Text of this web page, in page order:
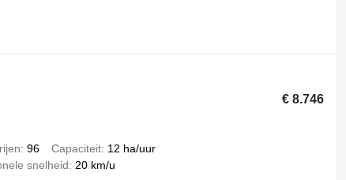
€ 8.746
96 Capaciteit 12 ha/uur
snelheid 20 km/u